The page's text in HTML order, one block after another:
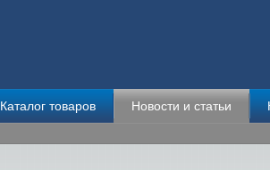
Каталог товаров Новости и статьи